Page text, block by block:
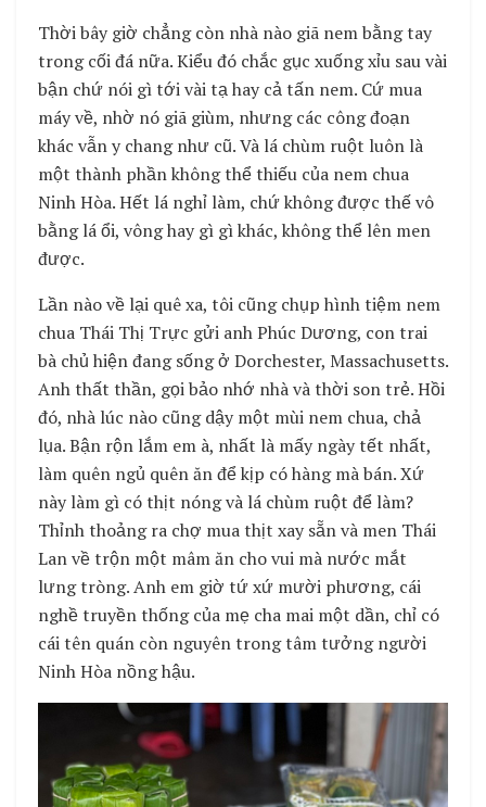
Thời bây giờ chẳng còn nhà nào giã nem bằng tay
trong cối đá nữa. Kiểu đó chắc gục xuống xỉu sau vài
bận chứ nói gì tới vài tạ hay cả tấn nem. Cứ mua
máy về, nhờ nó giã giùm, nhưng các công đoạn
khác vẫn y chang như cũ. Và lá chùm ruột luôn là
một thành phần không thể thiếu của nem chua
Ninh Hòa. Hết lá nghỉ làm, chứ không được thế vô
bằng lá ổi, vông hay gì gì khác, không thể lên men
được.
Lần nào về lại quê xa, tôi cũng chụp hình tiệm nem
chua Thái Thị Trực gửi anh Phúc Dương, con trai
bà chủ hiện đang sống ở Dorchester, Massachusetts.
Anh thất thần, gọi bảo nhớ nhà và thời son trẻ. Hồi
đó, nhà lúc nào cũng dậy một mùi nem chua, chả
lụa. Bận rộn lắm em à, nhất là mấy ngày tết nhất,
làm quên ngủ quên ăn để kịp có hàng mà bán. Xứ
này làm gì có thịt nóng và lá chùm ruột để làm?
Thỉnh thoảng ra chợ mua thịt xay sẵn và men Thái
Lan về trộn một mâm ăn cho vui mà nước mắt
lưng tròng. Anh em giờ tứ xứ mười phương, cái
nghề truyền thống của mẹ cha mai một dần, chỉ có
cái tên quán còn nguyên trong tâm tưởng người
Ninh Hòa nồng hậu.